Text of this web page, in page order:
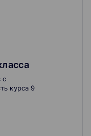
с
курса 9